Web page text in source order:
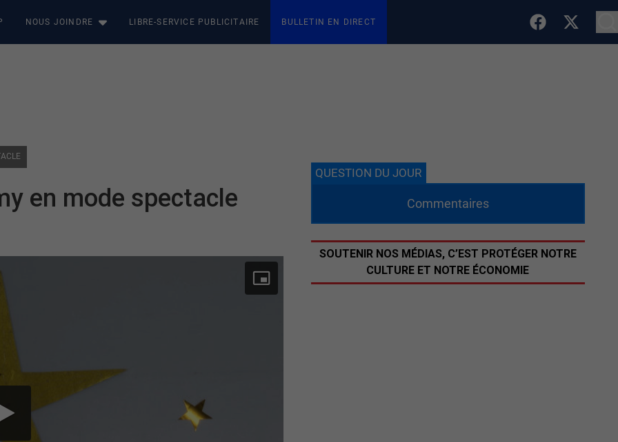
NOUS JOINDRE LIBRE-SERVICE PUBLICITAIRE BULLETIN EN DIRECT
en mode spectacle
QUESTION DU JOUR
Commentaires
SOUTENIR NOS MÉDIAS, C’EST PROTÉGER NOTRE
CULTURE ET NOTRE ÉCONOMIE